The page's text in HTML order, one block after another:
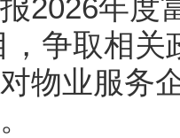
2026年度
，争取相
物业服务